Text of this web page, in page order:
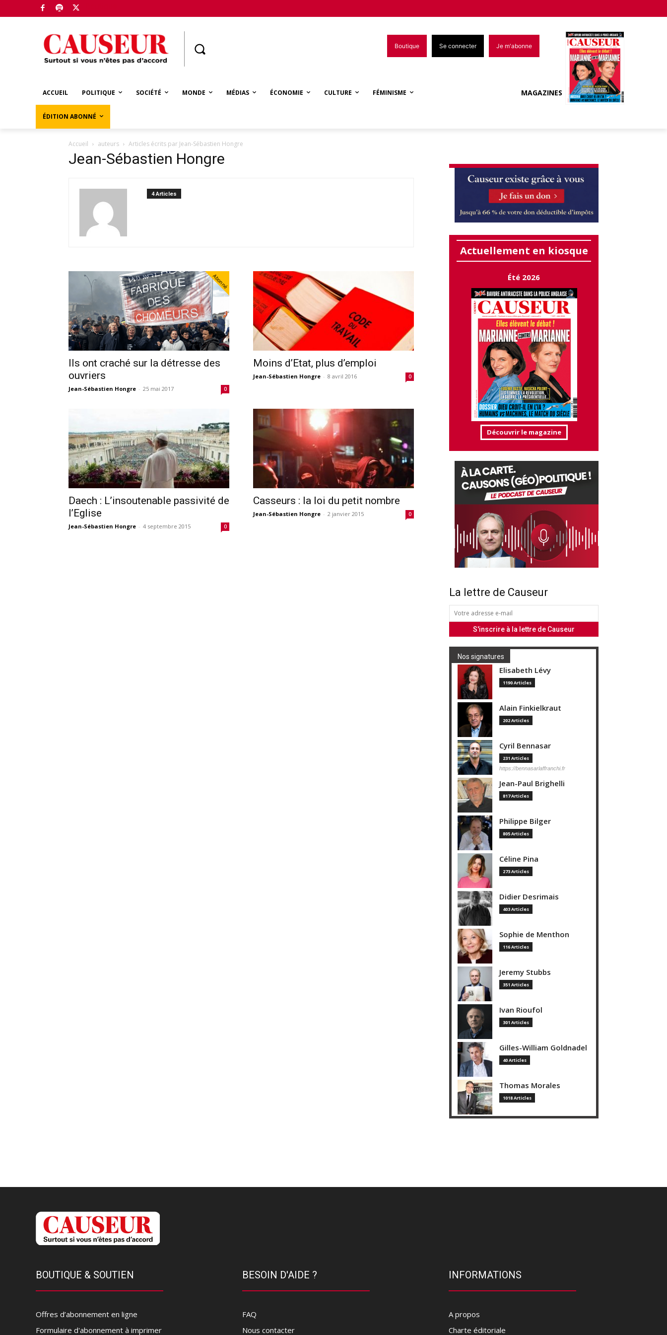
Boutique Se connecter Je m'abonne
ACCUEIL POLITIQUE SOCIÉTÉ MONDE MÉDIAS ÉCONOMIE CULTURE FÉMINISME
ÉDITION ABONNÉ
MAGAZINES
Accueil auteurs Articles écrits par Jean-Sébastien Hongre
Jean-Sébastien Hongre
4 Articles
Abonné
Ils ont craché sur la détresse des
ouvriers
Jean-Sébastien Hongre - 25 mai 2017 0
Moins d’Etat, plus d’emploi
Jean-Sébastien Hongre - 8 avril 2016 0
Daech : L’insoutenable passivité de
l’Eglise
Jean-Sébastien Hongre - 4 septembre 2015 0
Casseurs : la loi du petit nombre
Jean-Sébastien Hongre - 2 janvier 2015 0
Actuellement en kiosque
Été 2026
Découvrir le magazine
La lettre de Causeur
Nos signatures
Elisabeth Lévy
1190 Articles
Alain Finkielkraut
202 Articles
Cyril Bennasar
231 Articles
https://bennasarlaffranchi.fr
Jean-Paul Brighelli
817 Articles
Philippe Bilger
805 Articles
Céline Pina
273 Articles
Didier Desrimais
403 Articles
Sophie de Menthon
116 Articles
Jeremy Stubbs
351 Articles
Ivan Rioufol
301 Articles
Gilles-William Goldnadel
40 Articles
Thomas Morales
1018 Articles
BOUTIQUE & SOUTIEN
Offres d’abonnement en ligne
Formulaire d'abonnement à imprimer
BESOIN D'AIDE ?
FAQ
Nous contacter
INFORMATIONS
A propos
Charte éditoriale